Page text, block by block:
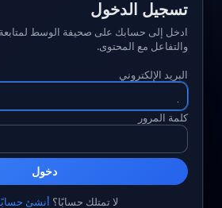
تسجيل الدخول
ادخل إلى حسابك على صحيفة الوسط لمتابعة
والتفاعل مع المحتوى.
البريد الإلكتروني
كلمة المرور
دخول
لا تمتلك حسابًا؟ أنشئ